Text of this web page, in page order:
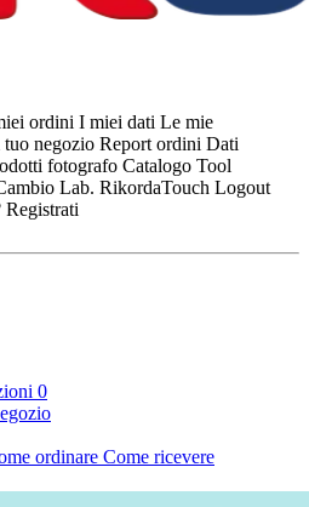
ordini I miei dati Le mie
negozio Report ordini Dati
fotografo Catalogo Tool
Lab. RikordaTouch Logout
Registrati
0
ordinare Come ricevere